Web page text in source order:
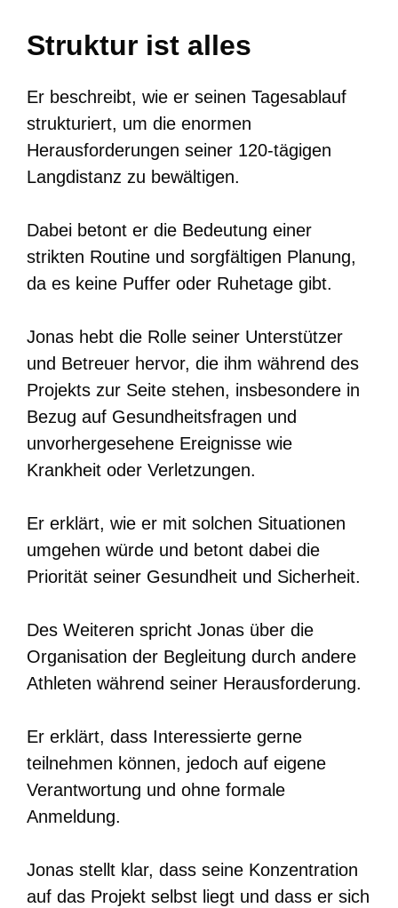
Struktur ist alles
Er beschreibt, wie er seinen Tagesablauf
strukturiert, um die enormen
Herausforderungen seiner 120-tägigen
Langdistanz zu bewältigen.
Dabei betont er die Bedeutung einer
strikten Routine und sorgfältigen Planung,
da es keine Puffer oder Ruhetage gibt.
Jonas hebt die Rolle seiner Unterstützer
und Betreuer hervor, die ihm während des
Projekts zur Seite stehen, insbesondere in
Bezug auf Gesundheitsfragen und
unvorhergesehene Ereignisse wie
Krankheit oder Verletzungen.
Er erklärt, wie er mit solchen Situationen
umgehen würde und betont dabei die
Priorität seiner Gesundheit und Sicherheit.
Des Weiteren spricht Jonas über die
Organisation der Begleitung durch andere
Athleten während seiner Herausforderung.
Er erklärt, dass Interessierte gerne
teilnehmen können, jedoch auf eigene
Verantwortung und ohne formale
Anmeldung.
Jonas stellt klar, dass seine Konzentration
auf das Projekt selbst liegt und dass er sich